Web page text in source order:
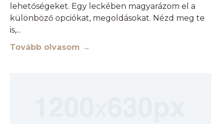
lehetőségeket. Egy leckében magyarázom el a
különböző opciókat, megoldásokat. Nézd meg te
is,
Tovább olvasom →